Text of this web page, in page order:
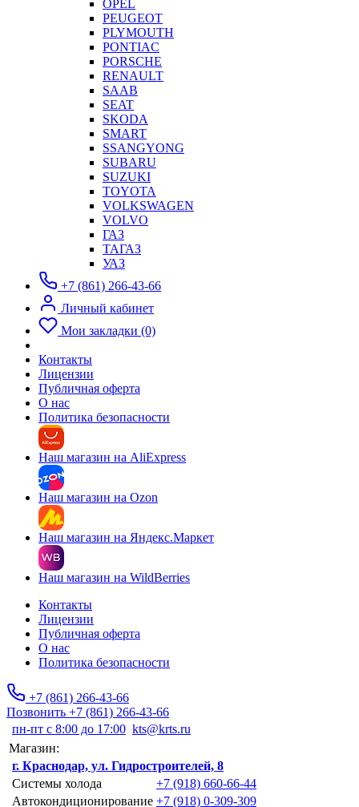
OPEL
PEUGEOT
PLYMOUTH
PONTIAC
PORSCHE
RENAULT
SAAB
SEAT
SKODA
SMART
SSANGYONG
SUBARU
SUZUKI
TOYOTA
VOLKSWAGEN
VOLVO
ГАЗ
ТАГАЗ
УАЗ
+7 (861) 266-43-66
Личный кабинет
Мои закладки (0)
Контакты
Лицензии
Публичная оферта
О нас
Политика безопасности
Наш магазин на AliExpress
Наш магазин на Ozon
Наш магазин на Яндекс.Маркет
Наш магазин на WildBerries
Контакты
Лицензии
Публичная оферта
О нас
Политика безопасности
+7 (861) 266-43-66
Позвонить +7 (861) 266-43-66
пн-пт с 8:00 до 17:00 kts@krts.ru
Магазин:
г. Краснодар, ул. Гидростроителей, 8
Системы холода
+7 (918) 660-66-44
Автокондиционирование +7 (918) 0-309-309